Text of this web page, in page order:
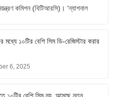
কমিশন (বিটিআরসি)। ‘ন্যাশনাল
মধ্যে ১০টির বেশি সিম ডি-রেজিস্টার করার
6, 2025
১০টির বেশি সিম নয়, আসছে নতুন